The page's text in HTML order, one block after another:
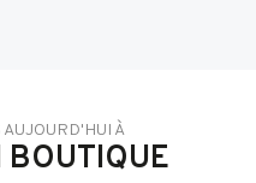
À
BOUTIQUE